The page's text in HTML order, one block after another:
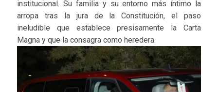
institucional. Su familia y su entorno más íntimo la
arropa tras la jura de la Constitución, el paso
ineludible que establece presisamente la Carta
Magna y que la consagra como heredera.